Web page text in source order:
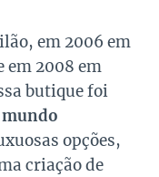
em 2006 em
em 2008 em
butique foi
mundo
opções,
criação de